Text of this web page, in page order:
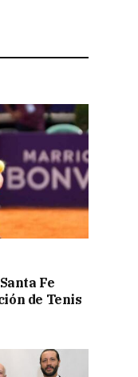
Fe
de Tenis